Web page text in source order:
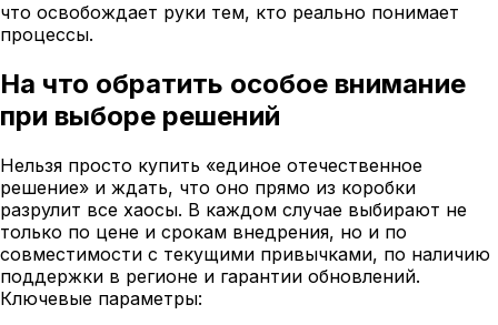
что освобождает руки тем, кто реально понимает
процессы.
На что обратить особое внимание
при выборе решений
Нельзя просто купить «единое отечественное
решение» и ждать, что оно прямо из коробки
разрулит все хаосы. В каждом случае выбирают не
только по цене и срокам внедрения, но и по
совместимости с текущими привычками, по наличию
поддержки в регионе и гарантии обновлений.
Ключевые параметры: